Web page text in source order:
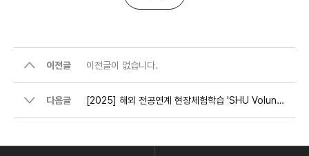
이전글 이전글이 없습니다.
다음글 [2025] 해외 전공연계 현장체험학습 'SHU Volunteer' 동계 국가별 최종 합격자 명단